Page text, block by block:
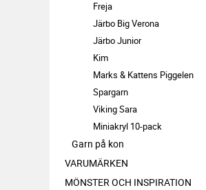
Freja
Järbo Big Verona
Järbo Junior
Kim
Marks & Kattens Piggelen
Spargarn
Viking Sara
Miniakryl 10-pack
Garn på kon
VARUMÄRKEN
MÖNSTER OCH INSPIRATION